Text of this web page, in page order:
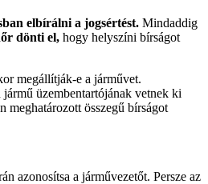
elbírálni a jogsértést. Mindaddig
dönti el, hogy helyszíni bírságot
megállítják-e a járművet.
üzembentartójának vetnek ki
meghatározott összegű bírságot
azonosítsa a járművezetőt. Persze az